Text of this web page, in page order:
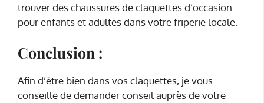
trouver des chaussures de claquettes d’occasion
pour enfants et adultes dans votre friperie locale.
Conclusion :
Afin d’être bien dans vos claquettes, je vous
conseille de demander conseil auprès de votre